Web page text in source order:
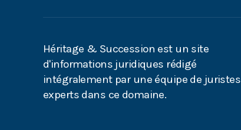
Héritage & Succession est un site
d'informations juridiques rédigé
intégralement par une équipe de juristes
experts dans ce domaine.